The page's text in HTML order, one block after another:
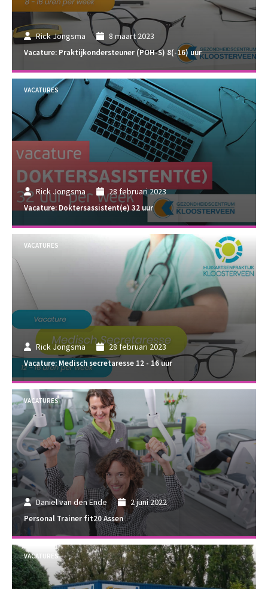
Rick Jongsma 8 maart 2023
Vacature: Praktijkondersteuner (POH-S) 8(-16) uur
Rick Jongsma 28 februari 2023
Vacature: Doktersassistent(e) 32 uur
VACATURES
Rick Jongsma 28 februari 2023
Vacature: Medisch secretaresse 12 - 16 uur
VACATURES
Daniel van den Ende 2 juni 2022
Personal Trainer fit20 Assen
VACATURES
VACATURES